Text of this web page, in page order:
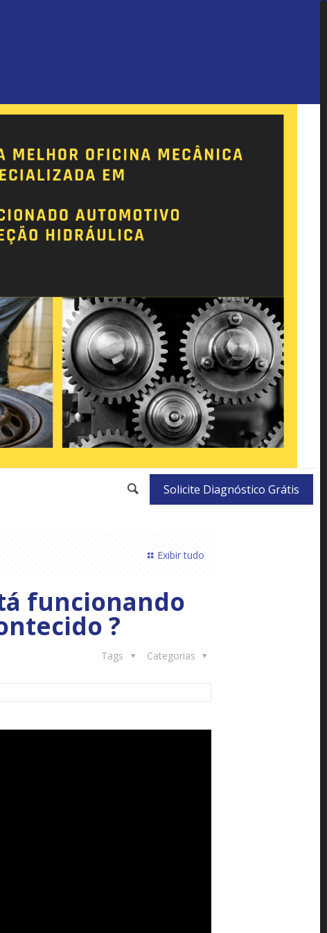
Solicite Diagnóstico Grátis
Exibir tudo
funcionando
?
Categorias
Tags